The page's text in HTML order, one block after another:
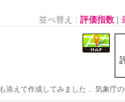
並べ替え : 評価指数 |